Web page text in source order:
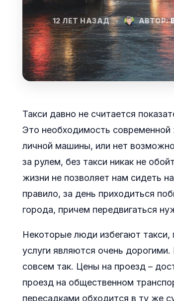
12 ЛЕТ НАЗАД • АВТОР:
Такси давно не считается
Это необходимость современной
личной машины, или нет
за рулем, без такси никак не
жизни не позволяет нам сидеть
правило, за день приходиться
города, причем передвигаться
Некоторые люди избегают такси,
услуги являются очень
совсем так. Цены на проезд –
проезд на общественном
пересадками обходится в ту же